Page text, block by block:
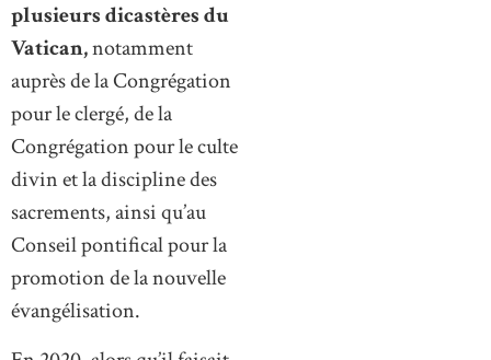
plusieurs dicastères du
Vatican,notamment
auprès de la Congrégation
pour le clergé, de la
Congrégation pour le culte
divin et la discipline des
sacrements, ainsi qu’au
Conseil pontifical pour la
promotion de la nouvelle
évangélisation.